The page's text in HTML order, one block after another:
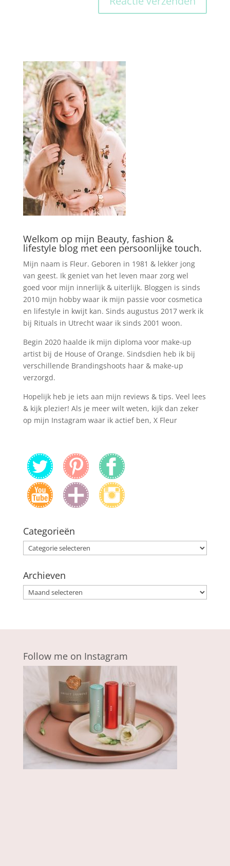
Welkom op mijn Beauty, fashion &
lifestyle blog met een persoonlijke touch.
Mijn naam is Fleur. Geboren in 1981 & lekker jong
van geest. Ik geniet van het leven maar zorg wel
goed voor mijn innerlijk & uiterlijk. Bloggen is sinds
2010 mijn hobby waar ik mijn passie voor cosmetica
en lifestyle in kwijt kan. Sinds augustus 2017 werk ik
bij Rituals in Utrecht waar ik sinds 2001 woon.
Begin 2020 haalde ik mijn diploma voor make-up
artist bij de House of Orange. Sindsdien heb ik bij
verschillende Brandingshoots haar & make-up
verzorgd.
Hopelijk heb je iets aan mijn reviews & tips. Veel lees
& kijk plezier! Als je meer wilt weten, kijk dan zeker
op mijn Instagram waar ik actief ben, X Fleur
Categorieën
Categorieën
Archieven
Archieven
Follow me on Instagram